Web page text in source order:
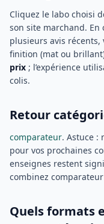
Cliquez le labo choisi
son site marchand.
plusieurs avis
finition (mat ou
prix ; l’expérience
colis.
Retour
comparateur. Astuce :
pour vos prochaines
enseignes restent
combinez
Quels formats